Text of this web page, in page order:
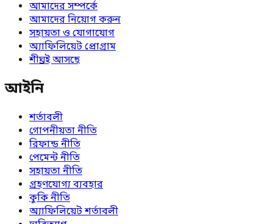
আমাদের সম্পর্কে
আমাদের নিয়োগ করুন
সহায়তা ও যোগাযোগ
অ্যাফিলিয়েট প্রোগ্রাম
শীঘ্রই আসছে
আইনি
শর্তাবলী
গোপনীয়তা নীতি
রিফান্ড নীতি
পেমেন্ট নীতি
সহায়তা নীতি
গ্রহণযোগ্য ব্যবহার
কুকি নীতি
অ্যাফিলিয়েট শর্তাবলী